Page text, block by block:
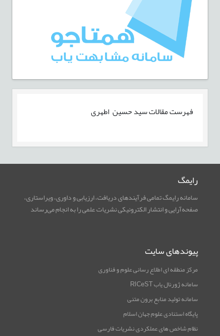
فهرست مقالاتسید حسین اطهری
رایمگ
سامانه رایمگ تمامی فرآیندهای دریافت، ارزیابی و داوری، ویراستاری،
صفحه‌آرایی و انتشار الکترونیکی نشریات علمی را به انجام می‌رساند
پیوندهای سایت
مرکز منطقه ای اطلاع رسانی علوم و فناوری
سامانه ژورنال یاب RICeST
سامانه تولید منابع برون متنی
پایگاه استنادی علوم جهان اسلام
نظام شاخص های عملکردی نشریات فارسی